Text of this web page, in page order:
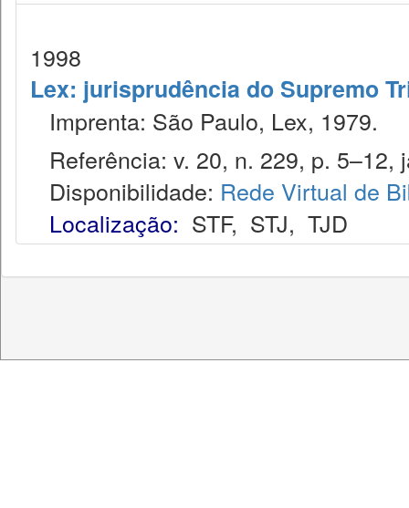
1998
Lex: jurisprudência do Supremo
Imprenta: São Paulo, Lex, 1979.
Referência: v. 20, n. 229, p. 5–12,
Disponibilidade: Rede Virtual de
Localização: STF, STJ, TJD